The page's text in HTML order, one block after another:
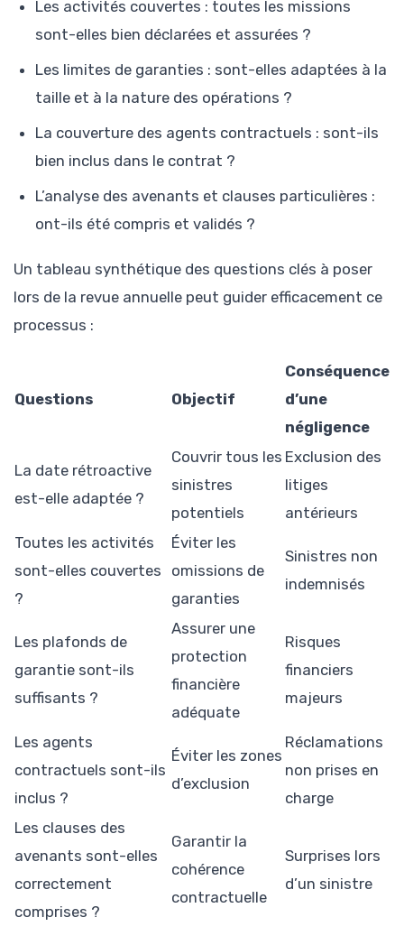
Les activités couvertes : toutes les missions
sont-elles bien déclarées et assurées ?
Les limites de garanties : sont-elles adaptées à la
taille et à la nature des opérations ?
La couverture des agents contractuels : sont-ils
bien inclus dans le contrat ?
L’analyse des avenants et clauses particulières :
ont-ils été compris et validés ?
Un tableau synthétique des questions clés à poser
lors de la revue annuelle peut guider efficacement ce
processus :
Questions Objectif
Conséquence
d’une
négligence
La date rétroactive
est-elle adaptée ?
Couvrir tous les
sinistres
potentiels
Exclusion des
litiges
antérieurs
Toutes les activités
sont-elles couvertes
?
Éviter les
omissions de
garanties
Sinistres non
indemnisés
Les plafonds de
garantie sont-ils
suffisants ?
Assurer une
protection
financière
adéquate
Risques
financiers
majeurs
Les agents
contractuels sont-ils
inclus ?
Éviter les zones
d’exclusion
Réclamations
non prises en
charge
Les clauses des
avenants sont-elles
correctement
comprises ?
Garantir la
cohérence
contractuelle
Surprises lors
d’un sinistre